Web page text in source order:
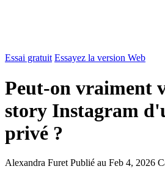
Essai gratuit Essayez la version Web
Peut-on vraiment
story Instagram
privé ?
Alexandra Furet Publié au Feb 4, 2026